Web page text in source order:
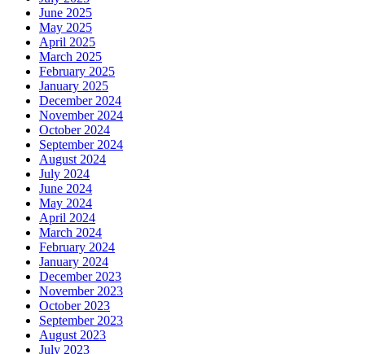
June 2025
May 2025
April 2025
March 2025
February 2025
January 2025
December 2024
November 2024
October 2024
September 2024
August 2024
July 2024
June 2024
May 2024
April 2024
March 2024
February 2024
January 2024
December 2023
November 2023
October 2023
September 2023
August 2023
July 2023